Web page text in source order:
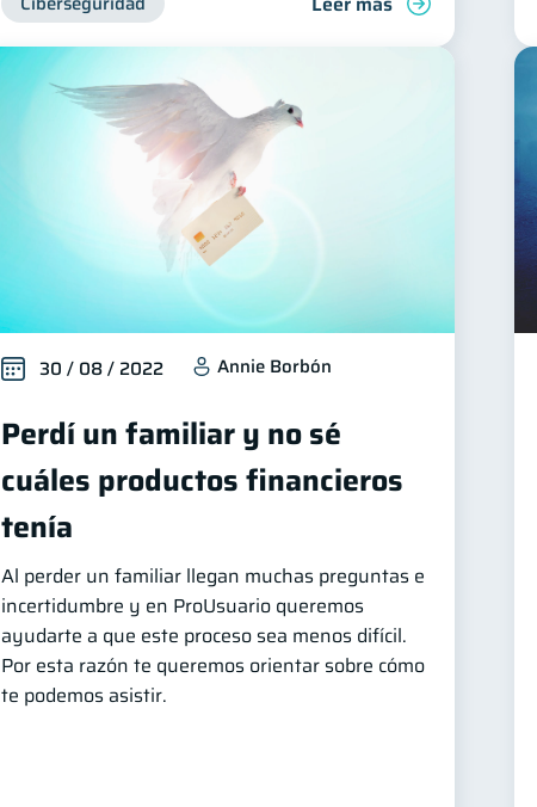
30 / 08 / 2022 Annie Borbón
Perdí un familiar y no sé
cuáles productos financieros
tenía
Al perder un familiar llegan muchas preguntas e
incertidumbre y en ProUsuario queremos
ayudarte a que este proceso sea menos difícil.
Por esta razón te queremos orientar sobre cómo
te podemos asistir.